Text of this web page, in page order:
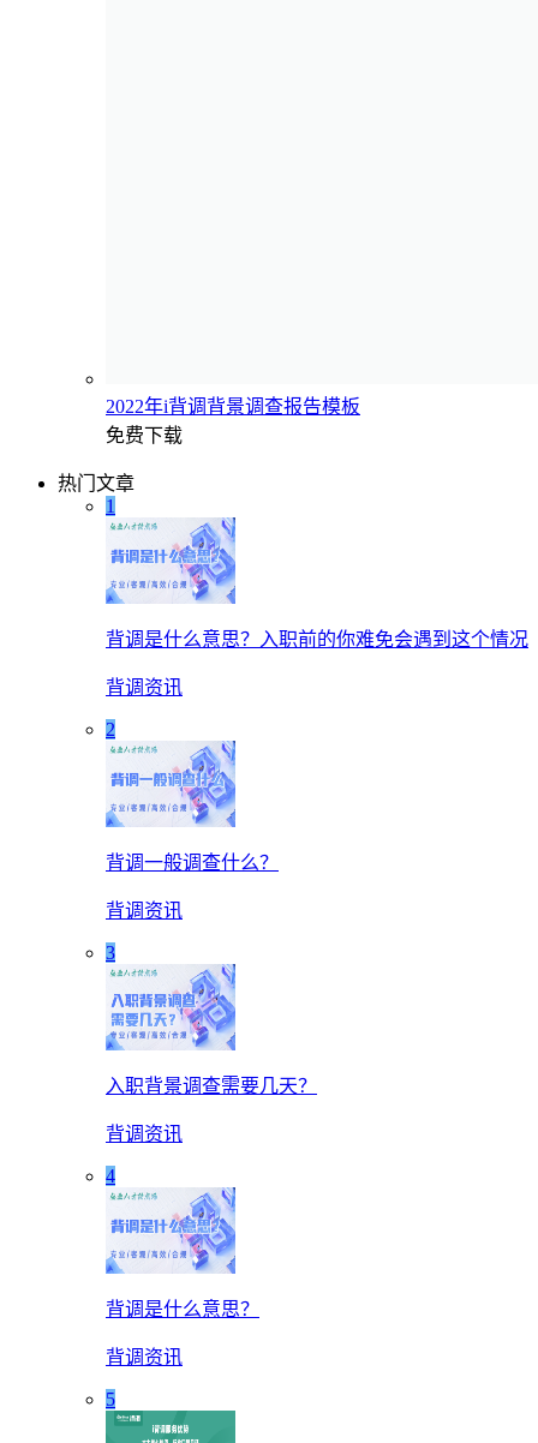
2022年i背调背景调查报告模板
免费下载
热门文章
1
背调是什么意思？入职前的你难免会遇到这个情况
背调资讯
2
背调一般调查什么？
背调资讯
3
入职背景调查需要几天？
背调资讯
4
背调是什么意思？
背调资讯
5